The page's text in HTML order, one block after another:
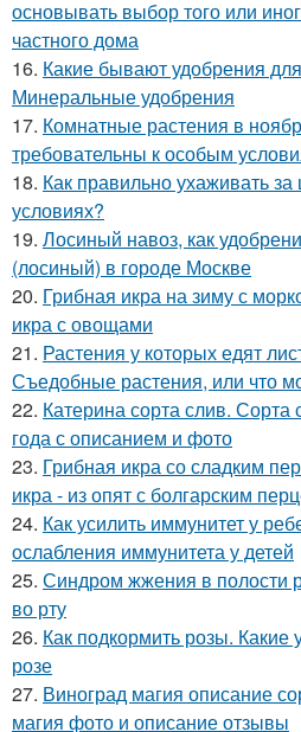
основывать выбор того или
частного дома
16. Какие бывают удобрения
Минеральные удобрения
17. Комнатные растения в
требовательны к особым
18. Как правильно ухаживать
условиях?
19. Лосиный навоз, как
(лосиный) в городе Москве
20. Грибная икра на зиму с
икра с овощами
21. Растения у которых едят
Съедобные растения, или что
22. Катерина сорта слив. Сорта
года с описанием и фото
23. Грибная икра со сладким
икра - из опят с болгарским
24. Как усилить иммунитет у
ослабления иммунитета у детей
25. Синдром жжения в полости
во рту
26. Как подкормить розы.
розе
27. Виноград магия описание
магия фото и описание отзывы